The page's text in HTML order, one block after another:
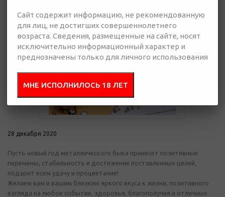
28 декабря 2020
Пусть новый год металлического быка принесет позитивные
перемены, стабильность и достижение поставленных целей,
подарит всем удачу и процветание!
Желаем вам и вашим близким яркого вкуса к жизни, позитивного
взгляда на любое событие, здоровья, благополучия и отличных
Сайт содержит информацию, не рекомендованную
для лиц, не достигших совершеннолетнего
возраста. Сведения, размещенные на сайте, носят
исключительно информационный характер и
преднозначены только для личного использования
МНЕ ИСПОЛНИЛОСЬ 18 ЛЕТ